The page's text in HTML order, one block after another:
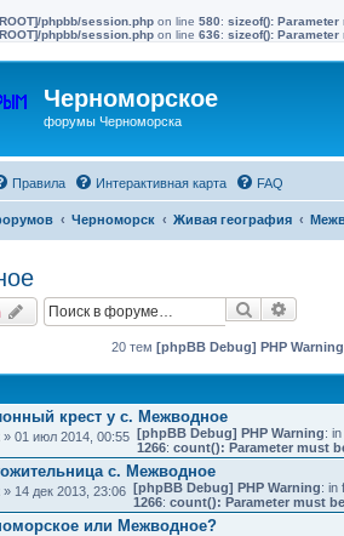
phpbb/session.php on line 580: sizeof():
phpbb/session.php on line 636: sizeof():
Черноморское
форумы Черноморска
Правила Интерактивная карта FAQ
Черноморск Живая география
Поиск
20 тем [phpBB Debug] PHP Warning
крест у с. Межводное
» 01 июл 2014, 00:55 [phpBB Debug] PHP Warning:
1266: count(): Parameter must
с. Межводное
» 14 дек 2013, 23:06 [phpBB Debug] PHP Warning: in
1266: count(): Parameter must
или Межводное?